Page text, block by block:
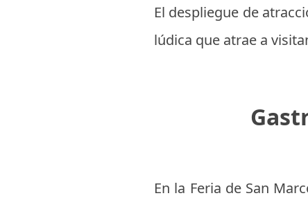
El despliegue de
lúdica que atrae a
En la Feria de San